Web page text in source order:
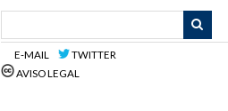
E-MAIL
TWITTER
AVISO LEGAL